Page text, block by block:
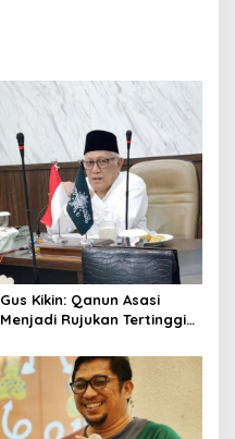
Gus Kikin: Qanun Asasi
Menjadi Rujukan Tertinggi